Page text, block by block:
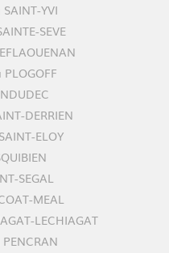
YVI
SEVE
DERRIEN
ELOY
SEGAL
MEAL
LECHIAGAT